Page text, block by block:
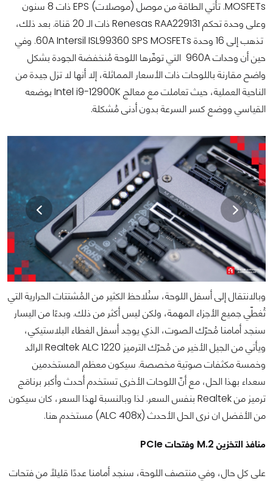
MOSFETs. تأتي الطاقة من موصل (موصلات) EPS ذات 8 سنون
وعلى وحدة تحكم Renesas RAA229131 ذات الـ 20 قناة. بعد ذلك،
تذهب إلى 16 وحدة 60A Intersil ISL99360 SPS MOSFETs. وفي
حين أن وحدات 960A التي توفّرها اللوحة مُنخفضة الجودة بشكل
واضح مقارنة باللوحات ذات الأسعار المماثلة، إلا أنها لا تزل جيدة من
الناحية العملية، حيث تعاملت مع معالج Intel i9-12900K بوضعه
القياسي ووضع كسر السرعة بدون أدنى مُشكلة.
وبالانتقال إلى أسفل اللوحة، سنُلاحظ الكثير من المُشتتات الحرارية التي
تُغطّي جميع الأجزاء المهمة، ولكن ليس أكثر من ذلك. وبدءًا من اليسار
سنجد أمامنا مُحرّك الصوت، الذي يوجد أسفل الغطاء البلاستيكي،
ويأتي من الجيل الأخير من مُحرّك الترميز Realtek ALC 1220 الرائد
وخمسة مكثفات صوتية مخصصة. سيكون معظم المستخدمين
سعداء بهذا الحل، مع أنّ اللوحات الأخرى تستخدم أحدث وأكبر برنامَج
ترميز من Realtek بنفس السعر. لذا وبالنسبة لهذا السعر، كان سيكون
من الأفضل ان نرى الحل الأحدث (ALC 408x) مستخدم هنا.
منافذ التخزين M.2 وفتحات PCIe
على كل حال، وفي منتصف اللوحة، سنجد أمامنا عددًا قليلاً من فتحات